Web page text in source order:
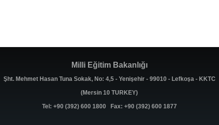
Milli Eğitim Bakanlığı
Şht. Mehmet Hasan Tuna Sokak, No: 4,5 - Yenişehir - 99010 - Lefkoşa - KKTC
(Mersin 10 TURKEY)
Tel: +90 (392) 600 1800 Fax: +90 (392) 600 1877